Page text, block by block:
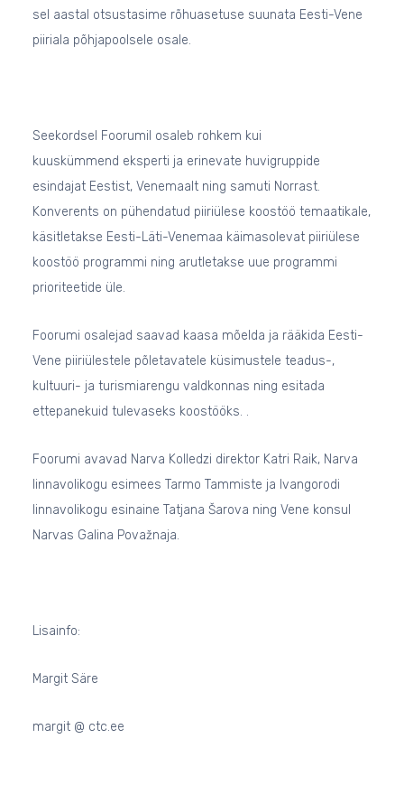
sel aastal otsustasime rõhuasetuse suunata Eesti-Vene
piiriala põhjapoolsele osale.
Seekordsel Foorumil osaleb rohkem kui
kuuskümmend eksperti ja erinevate huvigruppide
esindajat Eestist, Venemaalt ning samuti Norrast.
Konverents on pühendatud piiriülese koostöö temaatikale,
käsitletakse Eesti-Läti-Venemaa käimasolevat piiriülese
koostöö programmi ning arutletakse uue programmi
prioriteetide üle.
Foorumi osalejad saavad kaasa mõelda ja rääkida Eesti-
Vene piiriülestele põletavatele küsimustele teadus-,
kultuuri- ja turismiarengu valdkonnas ning esitada
ettepanekuid tulevaseks koostööks. .
Foorumi avavad Narva Kolledzi direktor Katri Raik, Narva
linnavolikogu esimees Tarmo Tammiste ja Ivangorodi
linnavolikogu esinaine Tatjana Šarova ning Vene konsul
Narvas Galina Považnaja.
Lisainfo:
Margit Säre
margit @ ctc.ee